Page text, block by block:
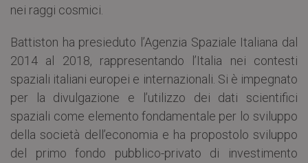
nei raggi cosmici.
Battiston ha presieduto l’Agenzia Spaziale Italiana dal
2014 al 2018, rappresentando l’Italia nei contesti
spaziali italiani europei e internazionali. Si è impegnato
per la divulgazione e l’utilizzo dei dati scientifici
spaziali come elemento fondamentale per lo sviluppo
della società dell’economia e ha propostolo sviluppo
del primo fondo pubblico-privato di investimento